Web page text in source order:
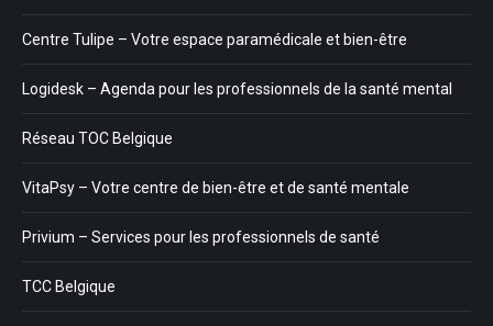
Centre Tulipe – Votre espace paramédicale et bien-être
Logidesk – Agenda pour les professionnels de la santé mental
Réseau TOC Belgique
VitaPsy – Votre centre de bien-être et de santé mentale
Privium – Services pour les professionnels de santé
TCC Belgique